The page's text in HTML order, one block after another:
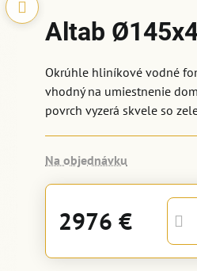
Altab
Okrúhle hliníkové vodné
vhodný na umiestnenie
povrch vyzerá skvele so
Na objednávku
2976 €